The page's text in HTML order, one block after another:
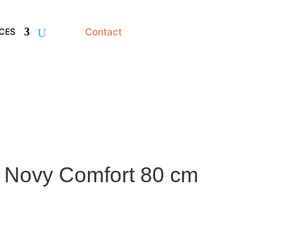
Contact
Comfort 80 cm